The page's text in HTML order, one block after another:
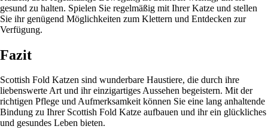
gesund zu halten. Spielen Sie regelmäßig mit Ihrer Katze und stellen
Sie ihr genügend Möglichkeiten zum Klettern und Entdecken zur
Verfügung.
Fazit
Scottish Fold Katzen sind wunderbare Haustiere, die durch ihre
liebenswerte Art und ihr einzigartiges Aussehen begeistern. Mit der
richtigen Pflege und Aufmerksamkeit können Sie eine lang anhaltende
Bindung zu Ihrer Scottish Fold Katze aufbauen und ihr ein glückliches
und gesundes Leben bieten.